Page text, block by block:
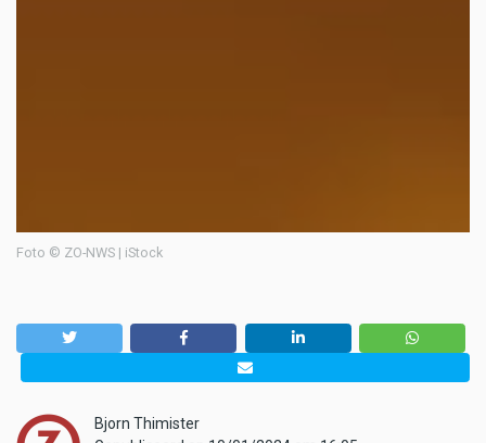
Foto © ZO-NWS | iStock
Bjorn Thimister